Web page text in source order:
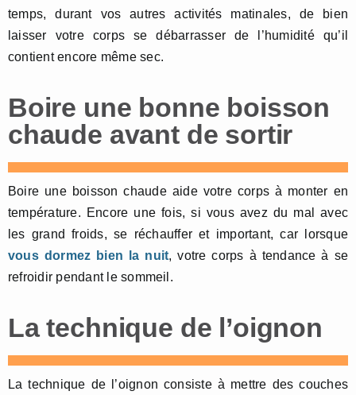
temps, durant vos autres activités matinales, de bien
laisser votre corps se débarrasser de l’humidité qu’il
contient encore même sec.
Boire une bonne boisson
chaude avant de sortir
Boire une boisson chaude aide votre corps à monter en
température. Encore une fois, si vous avez du mal avec
les grand froids, se réchauffer et important, car lorsque
vous dormez bien la nuit, votre corps à tendance à se
refroidir pendant le sommeil.
La technique de l’oignon
La technique de l’oignon consiste à mettre des couches